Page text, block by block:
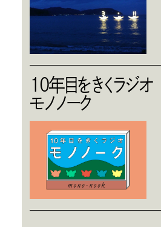
10年目をきくラジオ
モノノーク